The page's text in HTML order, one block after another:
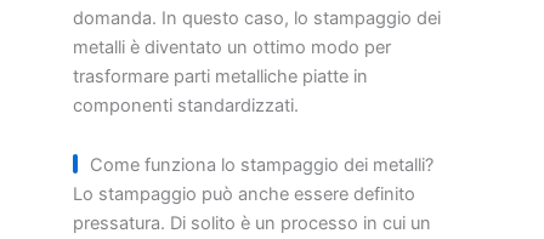
domanda. In questo caso, lo stampaggio dei
metalli è diventato un ottimo modo per
trasformare parti metalliche piatte in
componenti standardizzati.
Come funziona lo stampaggio dei metalli?
Lo stampaggio può anche essere definito
pressatura. Di solito è un processo in cui un